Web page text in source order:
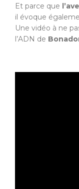
Et parce que
il évoque
Une vidéo à ne
l’ADN de